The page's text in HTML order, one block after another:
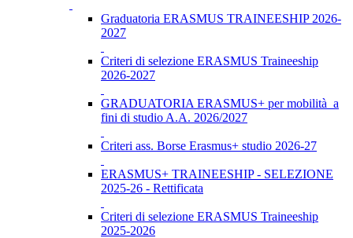
Graduatoria ERASMUS TRAINEESHIP 2026-
2027
Criteri di selezione ERASMUS Traineeship
2026-2027
GRADUATORIA ERASMUS+ per mobilità a
fini di studio A.A. 2026/2027
Criteri ass. Borse Erasmus+ studio 2026-27
ERASMUS+ TRAINEESHIP - SELEZIONE
2025-26 - Rettificata
Criteri di selezione ERASMUS Traineeship
2025-2026